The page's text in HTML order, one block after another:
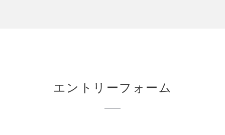
エントリーフォーム